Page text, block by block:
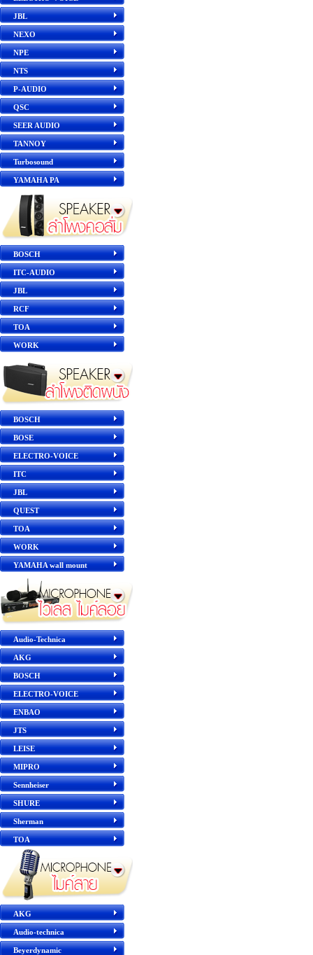
JBL
NEXO
NPE
NTS
P-AUDIO
QSC
SEER AUDIO
TANNOY
Turbosound
YAMAHA PA
BOSCH
ITC-AUDIO
JBL
RCF
TOA
WORK
BOSCH
BOSE
ELECTRO-VOICE
ITC
JBL
QUEST
TOA
WORK
YAMAHA wall mount
Audio-Technica
AKG
BOSCH
ELECTRO-VOICE
ENBAO
JTS
LEISE
MIPRO
Sennheiser
SHURE
Sherman
TOA
AKG
Audio-technica
Beyerdynamic